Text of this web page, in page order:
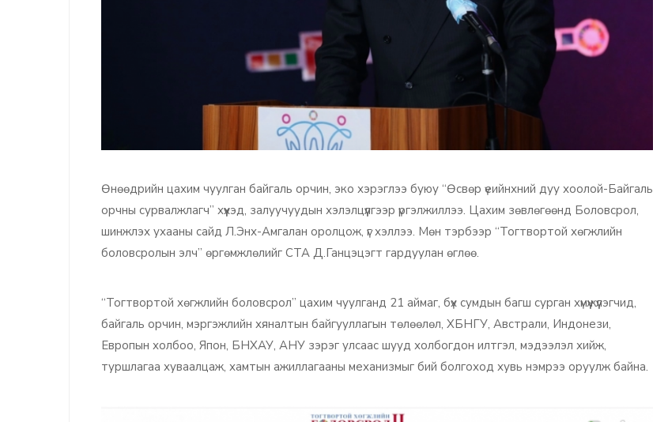
Өнөөдрийн цахим чуулган байгаль орчин, эко хэрэглээ буюу “Өсвөр үеийнхний дуу хоолой-Байгаль
орчны сурвалжлагч” хүүхэд, залуучуудын хэлэлцүүлгээр үргэлжиллээ. Цахим зөвлөгөөнд Боловсрол,
шинжлэх ухааны сайд Л.Энх-Амгалан оролцож, үг хэллээ. Мөн тэрбээр “Тогтвортой хөгжлийн
боловсролын элч” өргөмжлөлийг СТА Д.Ганцэцэгт гардуулан өглөө.
“Тогтвортой хөгжлийн боловсрол” цахим чуулганд 21 аймаг, бүх сумдын багш сурган хүмүүжүүлэгчид,
байгаль орчин, мэргэжлийн хяналтын байгууллагын төлөөлөл, ХБНГУ, Австрали, Индонези,
Европын холбоо, Япон, БНХАУ, АНУ зэрэг улсаас шууд холбогдон илтгэл, мэдээлэл хийж,
туршлагаа хуваалцаж, хамтын ажиллагааны механизмыг бий болгоход хувь нэмрээ оруулж байна.